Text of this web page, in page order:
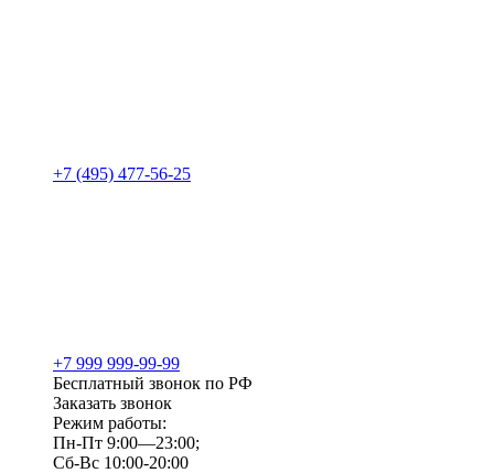
+7 (495) 477-56-25
+7 999 999-99-99
Бесплатный звонок по РФ
Заказать звонок
Режим работы:
Пн-Пт 9:00—23:00;
Сб-Вс 10:00-20:00